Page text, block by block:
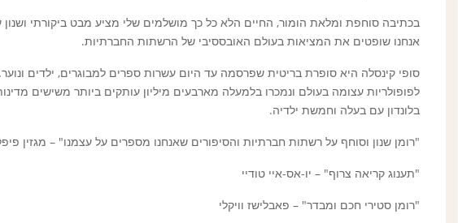
בכתיבה סוחפת ומלאת הומור, החיים הלא כל כך מושלמים שלי מציע מבט ביקורתי ושנון
אנחנו שופטים את המציאות בעולם האובססיבי של הרשתות החברתיות.
סופי קינסלה היא סופרת בריטית שפרסמה עד היום עשרות ספרים למבוגרים, ילדים
לפופולריות עצומה בעולם ונמכרו בלמעלה מארבעים מיליון עותקים ביותר משישים
בלונדון עם בעלה וחמשת ילדיה.
"רומן שנון וסוחף על רשתות חברתיות והסיפורים שאנחנו מספרים על עצמנו" – מגזין
"תענוג קריאה צרוף" – יו-אס-איי טודיי
"רומן סטירי חכם ומבדר" – פאבלישז וויקלי